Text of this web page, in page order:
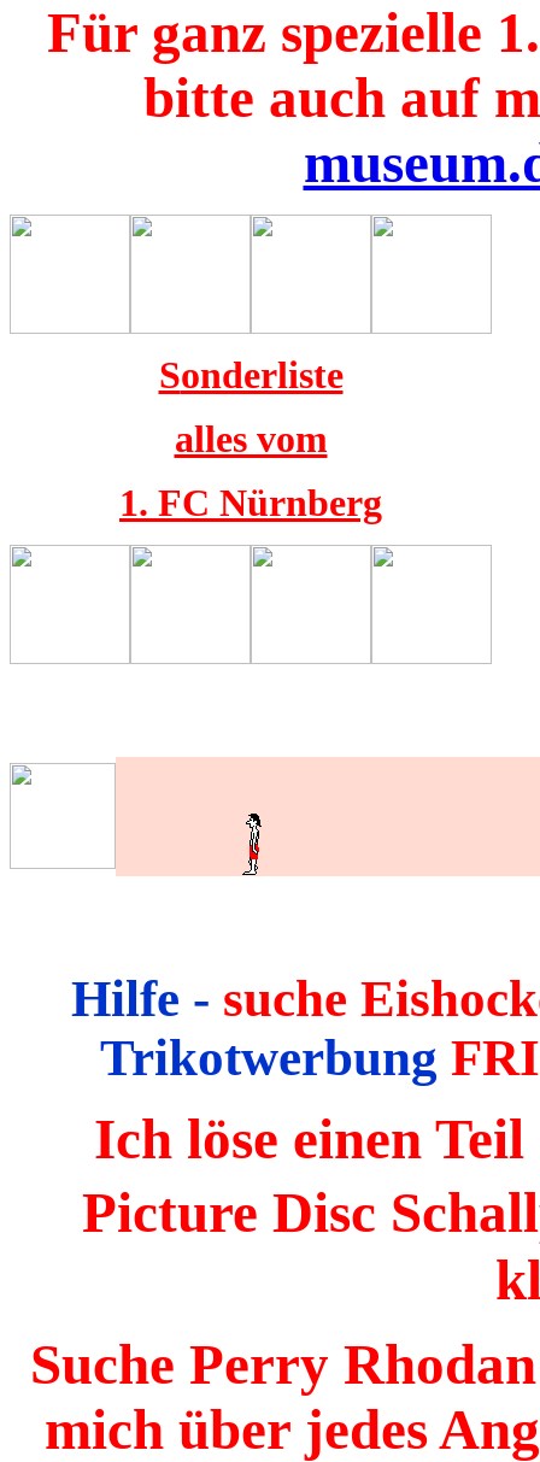
Für ganz spezielle
bitte auch auf
Sonderliste
alles vom
1. FC Nürnberg
Hilfe - suche
Trikotwerbung
Ich löse einen
Picture Disc
Suche Perry
mich über jedes